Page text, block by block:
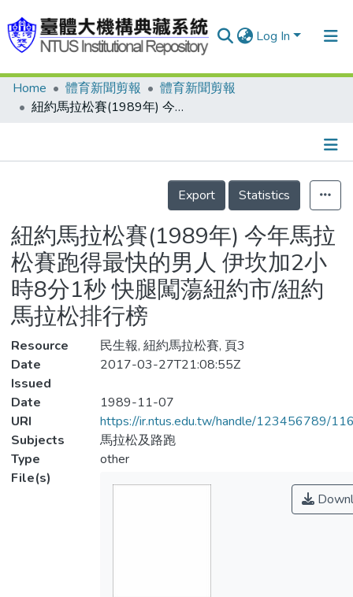
Log In
Communities & Collections
Statistics
Home 體育新聞剪報
體育新聞剪報
紐約馬拉松賽(1989年) 今年馬拉松賽跑得最快的男人 伊坎加2小時8分1秒 快腿闖蕩紐約市/紐約馬拉松排行榜
Details
Export
Statistics
紐約馬拉松賽(1989年) 今年馬拉
松賽跑得最快的男人 伊坎加2小
時8分1秒 快腿闖蕩紐約市/紐約
馬拉松排行榜
Resource
民生報, 紐約馬拉松賽, 頁3
Date
Issued
2017-03-27T21:08:55Z
Date
1989-11-07
URI
https://ir.ntus.edu.tw/handle/123456789/
Subjects
馬拉松及路跑
Type
other
File(s)